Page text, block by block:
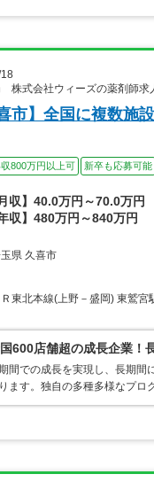
株式会社ウィーズの薬剤師求
市】全国に複数施
800万円以上可 新卒も応募可能
月収】40.0万円～70.0万円
年収】480万円～840万円
県 久喜市
Ｒ東北本線(上野－盛岡) 東鷲宮
600店舗超の成長企業！
間での成長を実現し、長期間
ます。独自の多種多様なプロ